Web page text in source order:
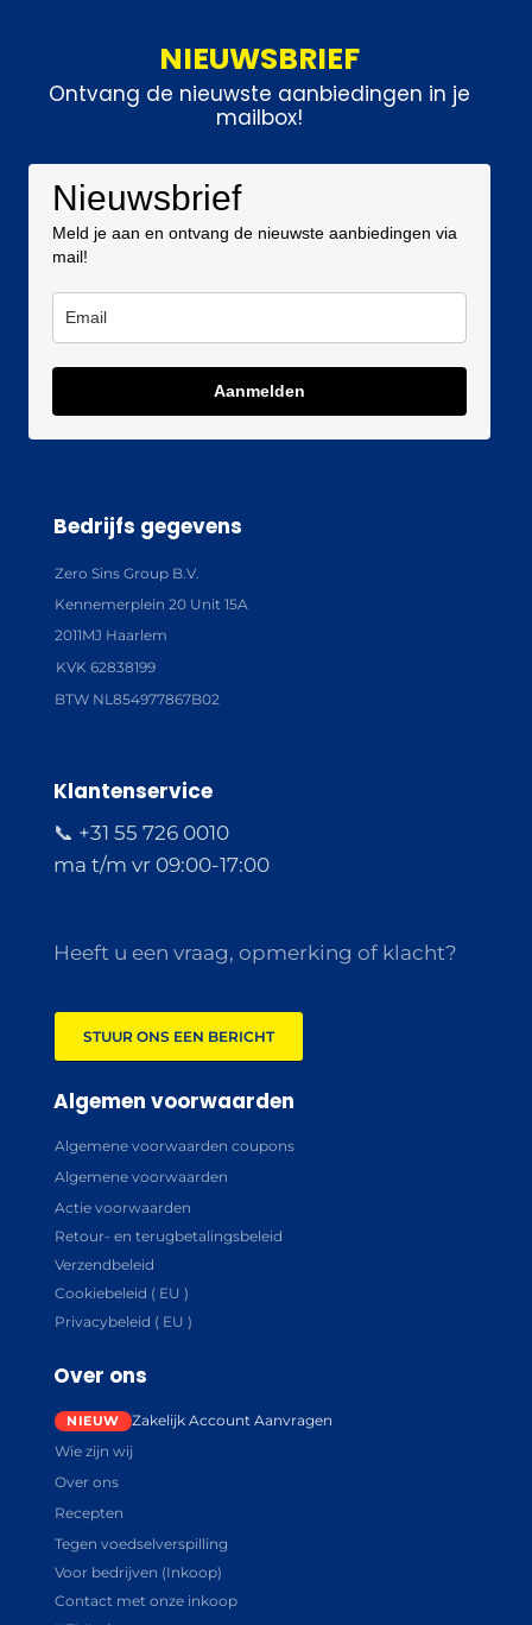
NIEUWSBRIEF
Ontvang de nieuwste aanbiedingen in je
mailbox!
Nieuwsbrief
Meld je aan en ontvang de nieuwste aanbiedingen via
mail!
Aanmelden
Bedrijfs gegevens
Zero Sins Group B.V.
Kennemerplein 20 Unit 15A
2011MJ Haarlem
KVK 62838199
BTW NL854977867B02
Klantenservice
📞 +31 55 726 0010
ma t/m vr 09:00-17:00
Heeft u een vraag, opmerking of klacht?
STUUR ONS EEN BERICHT
Algemen voorwaarden
Algemene voorwaarden coupons
Algemene voorwaarden
Actie voorwaarden
Retour- en terugbetalingsbeleid
Verzendbeleid
Cookiebeleid ( EU )
Privacybeleid ( EU )
Over ons
Zakelijk Account Aanvragen
Wie zijn wij
Over ons
Recepten
Tegen voedselverspilling
Voor bedrijven (Inkoop)
Contact met onze inkoop